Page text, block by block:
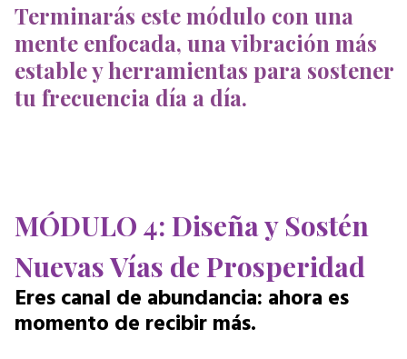
Terminarás este módulo con una
mente enfocada, una vibración más
estable y herramientas para sostener
tu frecuencia día a día.
MÓDULO 4: Diseña y Sostén
Nuevas Vías de Prosperidad
Eres canal de abundancia: ahora es
momento de recibir más.